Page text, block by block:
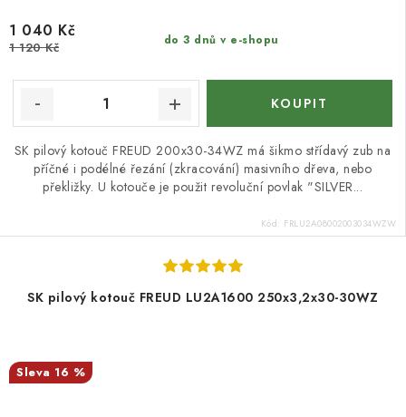
do 3 dnů v e-shopu
1 040 Kč
1 120 Kč
SK pilový kotouč FREUD 200x30-34WZ má šikmo střídavý zub na
příčné i podélné řezání (zkracování) masivního dřeva, nebo
překližky. U kotouče je použit revoluční povlak "SILVER...
Kód: FRLU2A08002003034WZW
SK pilový kotouč FREUD LU2A1600 250x3,2x30-30WZ
16 %